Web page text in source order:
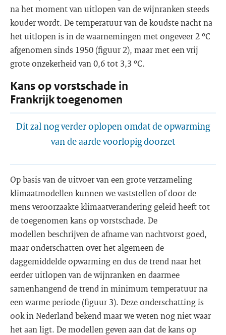
na het moment van uitlopen van de wijnranken steeds
kouder wordt. De temperatuur van de koudste nacht na
het uitlopen is in de waarnemingen met ongeveer 2 ºC
afgenomen sinds 1950 (figuur 2), maar met een vrij
grote onzekerheid van 0,6 tot 3,3 ºC.
Kans op vorstschade in
Frankrijk toegenomen
Dit zal nog verder oplopen omdat de opwarming
van de aarde voorlopig doorzet
Op basis van de uitvoer van een grote verzameling
klimaatmodellen kunnen we vaststellen of door de
mens veroorzaakte klimaatverandering geleid heeft tot
de toegenomen kans op vorstschade. De
modellen beschrijven de afname van nachtvorst goed,
maar onderschatten over het algemeen de
daggemiddelde opwarming en dus de trend naar het
eerder uitlopen van de wijnranken en daarmee
samenhangend de trend in minimum temperatuur na
een warme periode (figuur 3). Deze onderschatting is
ook in Nederland bekend maar we weten nog niet waar
het aan ligt. De modellen geven aan dat de kans op